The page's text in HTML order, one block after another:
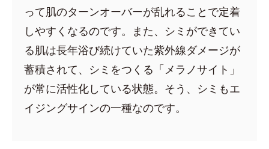
って肌のターンオーバーが乱れることで定着
しやすくなるのです。また、シミができてい
る肌は長年浴び続けていた紫外線ダメージが
蓄積されて、シミをつくる「メラノサイト」
が常に活性化している状態。そう、シミもエ
イジングサインの一種なのです。